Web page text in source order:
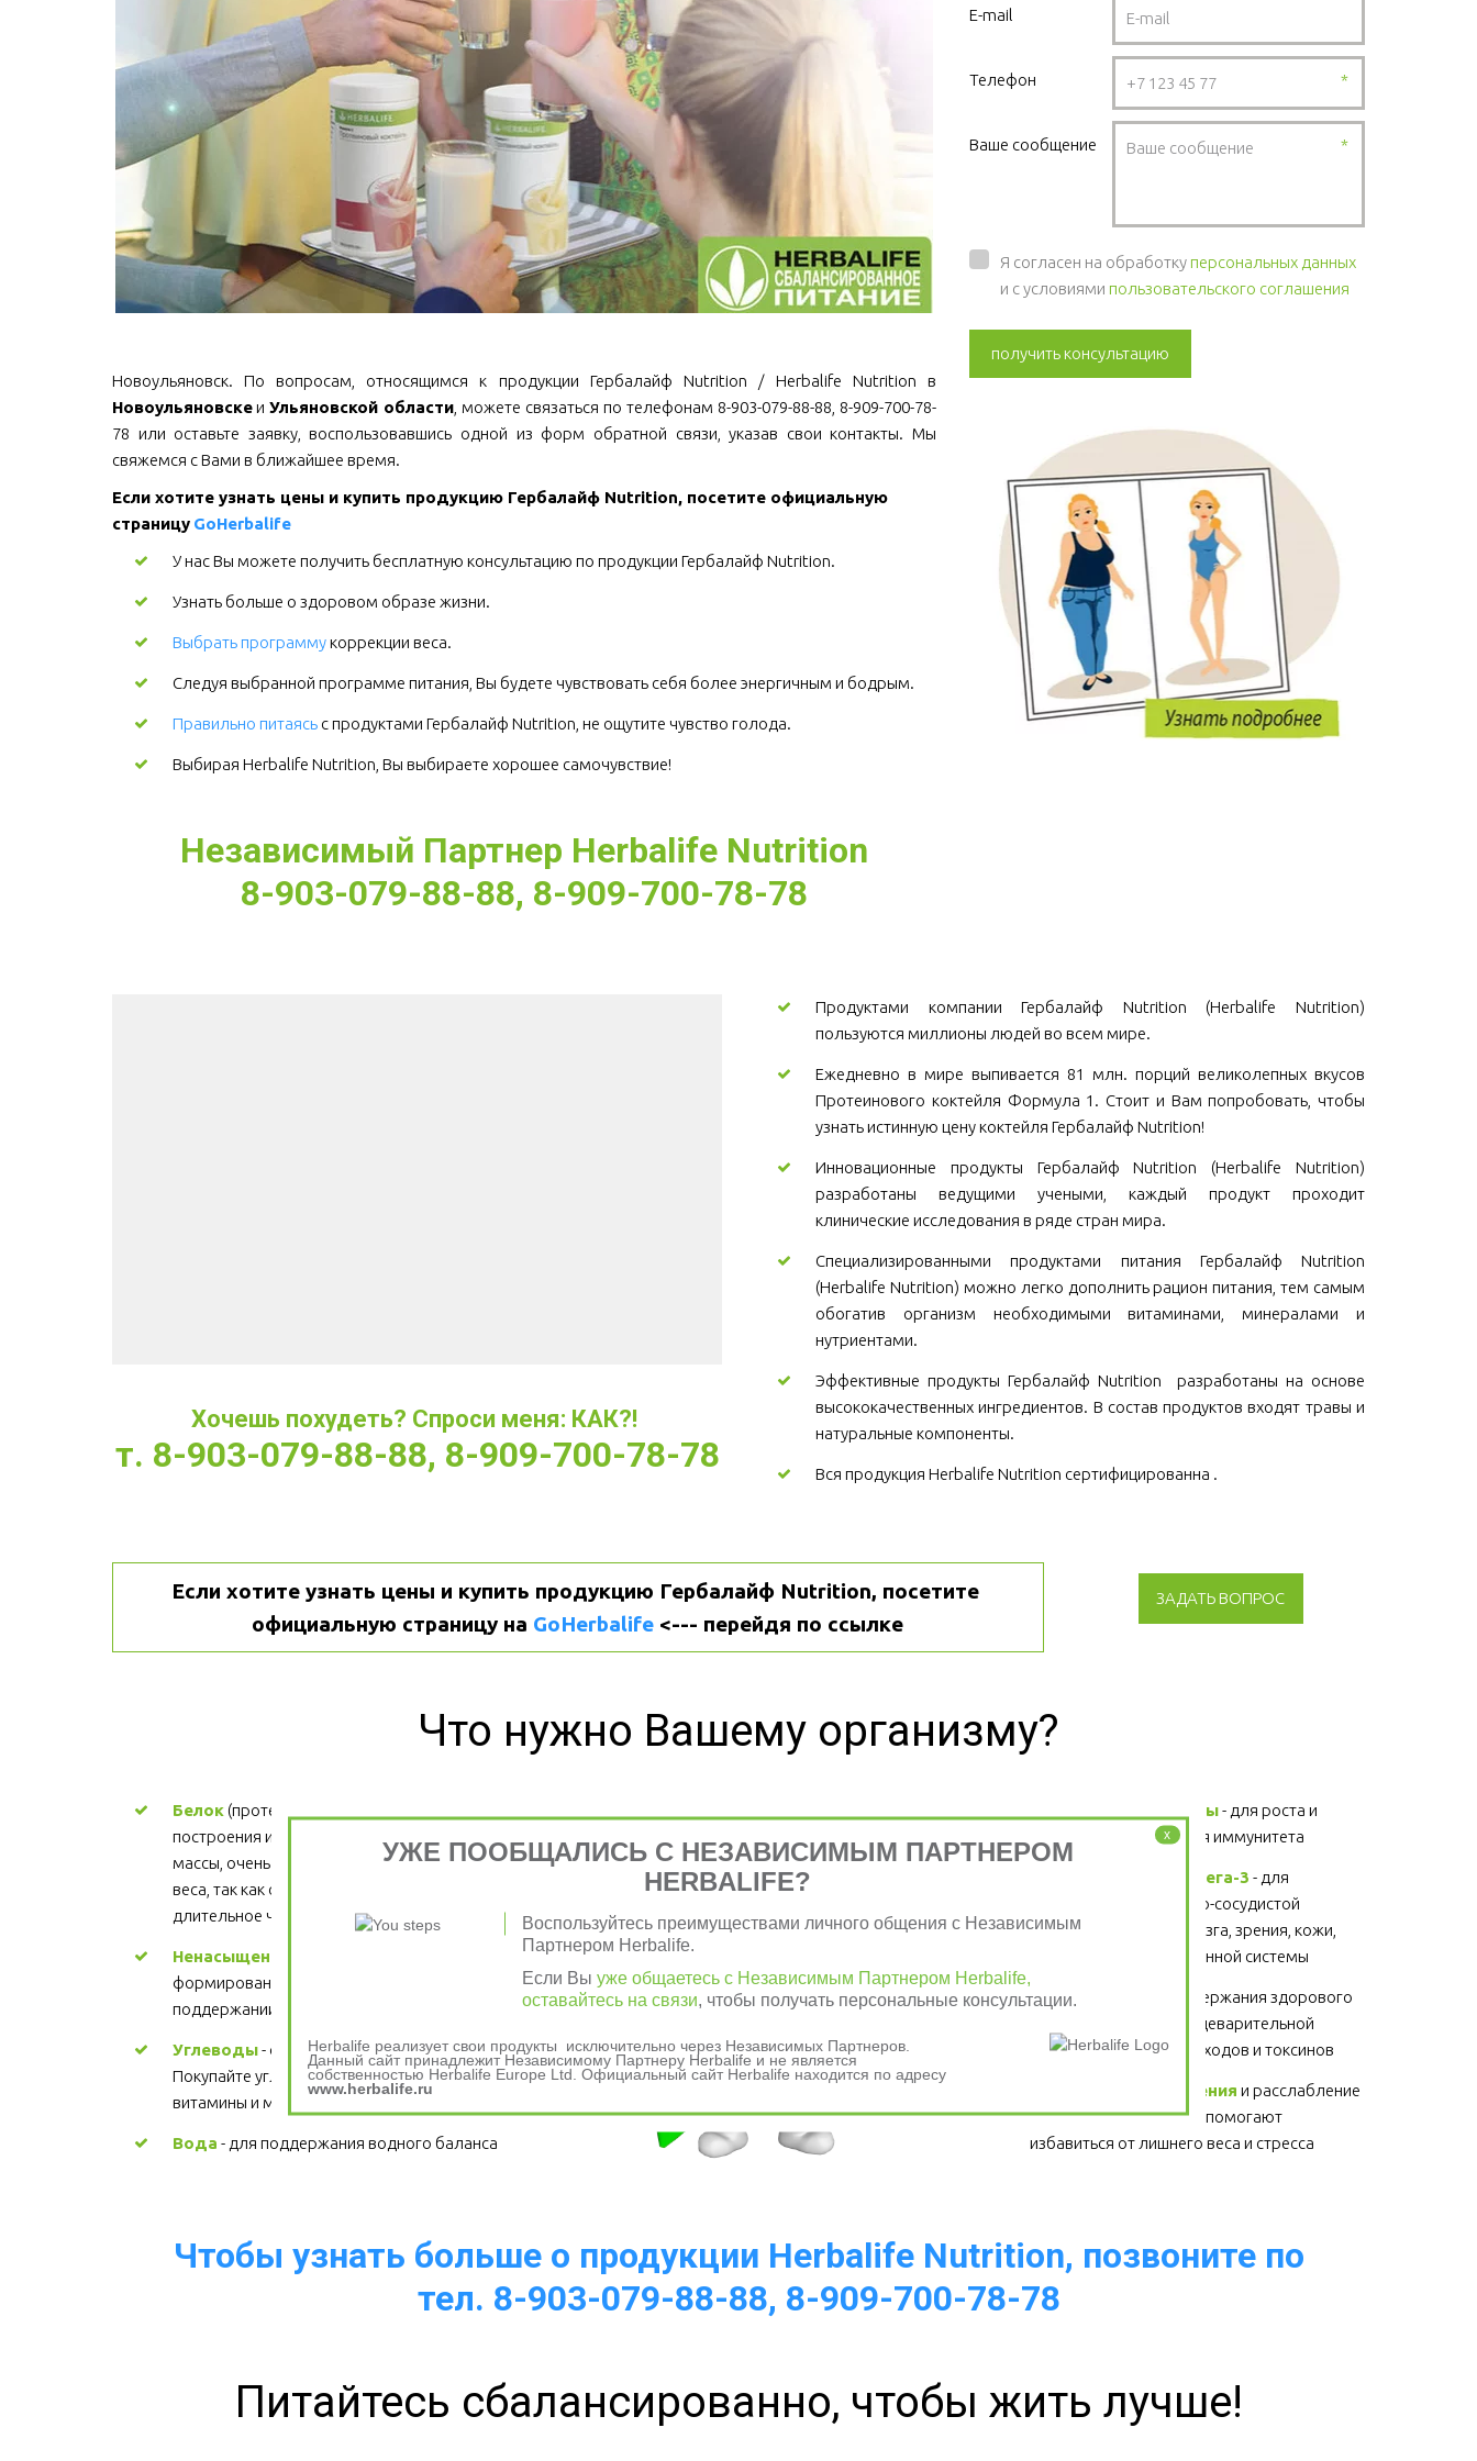
Новоульяновск. По вопросам, относящимся к продукции Гербалайф Nutrition / Herbalife Nutrition в
НовоульяновскеиУльяновской области, можете связаться по телефонам 8-903-079-88-88, 8-909-700-78-
78 или оставьте заявку, воспользовавшись одной из форм обратной связи, указав свои контакты. Мы
свяжемся с Вами в ближайшее время.
Если хотите узнать цены и купить продукцию Гербалайф Nutrition, посетите официальную
страницу GoHerbalife
У нас Вы можете получить бесплатную консультацию по продукции Гербалайф Nutrition.
Узнать больше о здоровом образе жизни.
Выбрать программукоррекции веса.
Следуя выбранной программе питания, Вы будете чувствовать себя более энергичным и бодрым.
Правильно питаясь с продуктами Гербалайф Nutrition, не ощутите чувство голода.
Выбирая Herbalife Nutrition, Вы выбираете хорошее самочувствие!
Независимый Партнер Herbalife Nutrition
8-903-079-88-88, 8-909-700-78-78
E-mail
Телефон *
Ваше сообщение *
Я согласен на обработкуперсональных данных
и с условиями пользовательского соглашения
получить консультацию
Хочешь похудеть? Спроси меня: КАК?!
т. 8-903-079-88-88, 8-909-700-78-78
Продуктами компании Гербалайф Nutrition (Herbalife Nutrition)
пользуются миллионы людей во всем мире.
Ежедневно в мире выпивается 81 млн. порций великолепных вкусов
Протеинового коктейля Формула 1. Стоит и Вам попробовать, чтобы
узнать истинную цену коктейля Гербалайф Nutrition!
Инновационные продукты Гербалайф Nutrition (Herbalife Nutrition)
разработаны ведущими учеными, каждый продукт проходит
клинические исследования в ряде стран мира.
Специализированными продуктами питания Гербалайф Nutrition
(Herbalife Nutrition) можно легко дополнить рацион питания, тем самым
обогатив организм необходимыми витаминами, минералами и
нутриентами.
Эффективные продукты Гербалайф Nutrition разработаны на основе
высококачественных ингредиентов. В состав продуктов входят травы и
натуральные компоненты.
Вся продукция Herbalife Nutrition сертифицированна .
Если хотите узнать цены и купить продукцию Гербалайф Nutrition, посетите
официальную страницу на GoHerbalife <--- перейдя по ссылке
ЗАДАТЬ ВОПРОС
Что нужно Вашему организму?
Белок (протеин) - ценный материал для
построения и поддержания мышечной
массы, очень важен для процесса снижения
веса, так как обеспечивает более
длительное чувство сытости.
Ненасыщенные жиры
формировании структуры каждой клетки,
поддержании здорового сердца. Цена
Углеводы - основной источник энергии.
Покупайте углеводы, содержащие
витамины и минералы.
Вода - для поддержания водного баланса
Витамины и минералы - для роста и
развития, поддержания иммунитета
Жирные кислоты Омега-3 - для
поддержания сердечно-сосудистой
системы, головного мозга, зрения, кожи,
суставов, волос и иммунной системы
Клетчатка
- для поддержания здорового
функционирования пищеварительной
системы, выведение отходов и токсинов
Физические упражнения и расслабление
- для здоровья сердца, помогают
избавиться от лишнего веса и стресса
Чтобы узнать больше о продукции Herbalife Nutrition, позвоните по
тел. 8-903-079-88-88, 8-909-700-78-78
Питайтесь сбалансированно, чтобы жить лучше!
x
УЖЕ ПООБЩАЛИСЬ С НЕЗАВИСИМЫМ ПАРТНЕРОМ
HERBALIFE?
Воспользуйтесь преимуществами личного общения с Независимым
Партнером Herbalife.
Если Вы уже общаетесь с Независимым Партнером Herbalife,
оставайтесь на связи, чтобы получать персональные консультации.
Herbalife реализует свои продукты исключительно через Независимых Партнеров.
Данный сайт принадлежит Независимому Партнеру Herbalife и не является
собственностью Herbalife Europe Ltd. Официальный сайт Herbalife находится по адресу
www.herbalife.ru